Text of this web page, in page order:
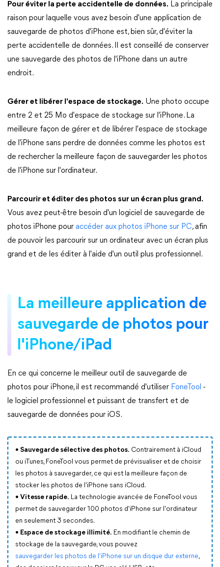
Pour éviter la perte accidentelle de données. La principale
raison pour laquelle vous avez besoin d'une application de
sauvegarde de photos d'iPhone est, bien sûr, d'éviter la
perte accidentelle de données. Il est conseillé de conserver
une sauvegarde des photos de l'iPhone dans un autre
endroit.
Gérer et libérer l'espace de stockage. Une photo occupe
entre 2 et 25 Mo d'espace de stockage sur l'iPhone. La
meilleure façon de gérer et de libérer l'espace de stockage
de l'iPhone sans perdre de données comme les photos est
de rechercher la meilleure façon de sauvegarder les photos
de l'iPhone sur l'ordinateur.
Parcourir et éditer des photos sur un écran plus grand.
Vous avez peut-être besoin d'un logiciel de sauvegarde de
photos iPhone pour accéder aux photos iPhone sur PC, afin
de pouvoir les parcourir sur un ordinateur avec un écran plus
grand et de les éditer à l'aide d'un outil plus professionnel.
La meilleure application de
sauvegarde de photos pour
l'iPhone/iPad
En ce qui concerne le meilleur outil de sauvegarde de
photos pour iPhone, il est recommandé d'utiliser FoneTool -
le logiciel professionnel et puissant de transfert et de
sauvegarde de données pour iOS.
• Sauvegarde sélective des photos. Contrairement à iCloud
ou iTunes, FoneTool vous permet de prévisualiser et de choisir
les photos à sauvegarder, ce qui est la meilleure façon de
stocker les photos de l'iPhone sans iCloud.
• Vitesse rapide. La technologie avancée de FoneTool vous
permet de sauvegarder 100 photos d'iPhone sur l'ordinateur
en seulement 3 secondes.
• Espace de stockage illimité. En modifiant le chemin de
stockage de la sauvegarde, vous pouvez
sauvegarder les photos de l'iPhone sur un disque dur externe,